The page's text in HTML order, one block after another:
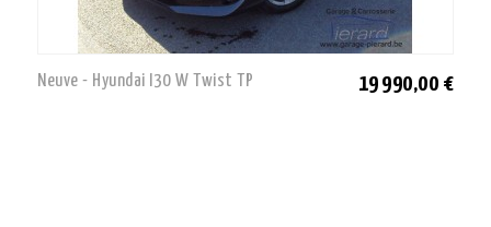
Neuve - Hyundai I30 W Twist TP 19 990,00 €